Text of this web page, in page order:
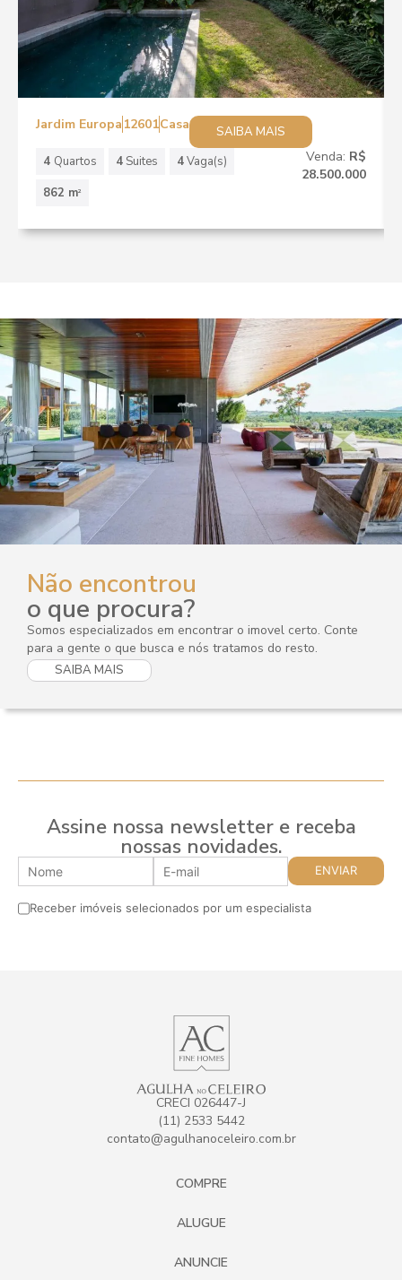
Jardim Europa 12601Casa
SAIBA MAIS
4 Quartos 4 Suites 4Vaga(s)
862 m2
Venda: R$
28.500.000
Não encontrou
o que procura?
Somos especializados em encontrar o imovel certo. Conte
para a gente o que busca e nós tratamos do resto.
SAIBA MAIS
Assine nossa newsletter e receba
nossas novidades.
Receber imóveis selecionados por um especialista
CRECI 026447-J
(11) 2533 5442
contato@agulhanoceleiro.com.br
COMPRE
ALUGUE
ANUNCIE